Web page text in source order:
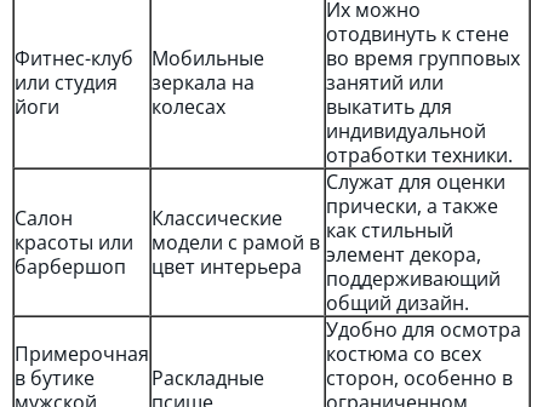
Фитнес-клуб
или студия
йоги
Мобильные
зеркала на
колесах
Их можно
отодвинуть к стене
во время групповых
занятий или
выкатить для
индивидуальной
отработки техники.
Салон
красоты или
барбершоп
Классические
модели с рамой в
цвет интерьера
Служат для оценки
прически, а также
как стильный
элемент декора,
поддерживающий
общий дизайн.
Примерочная
в бутике
Раскладные
Удобно для осмотра
костюма со всех
сторон, особенно в